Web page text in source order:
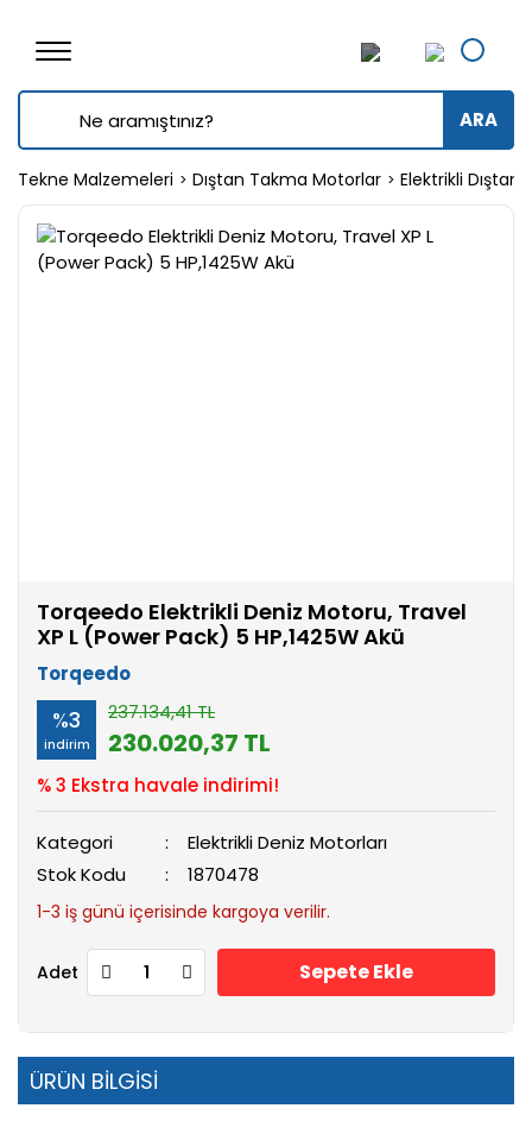
ARA
Tekne Malzemeleri Dıştan Takma Motorlar Elektrikli
Torqeedo Elektrikli Deniz Motoru, Travel
XP L (Power Pack) 5 HP,1425W Akü
Torqeedo
%3
indirim
237.134,41 TL
230.020,37 TL
% 3 Ekstra havale indirimi!
Kategori
Elektrikli Deniz Motorları
Stok Kodu
1870478
1-3 iş günü içerisinde kargoya verilir.
Adet Sepete Ekle
ÜRÜN BİLGİSİ